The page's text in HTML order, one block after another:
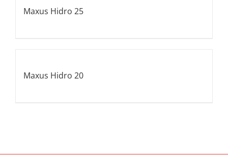
Maxus Hidro 25
Maxus Hidro 20